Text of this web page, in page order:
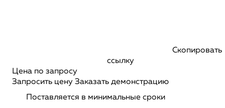
Скопировать
ссылку
Цена по запросу
Запросить цену Заказать демонстрацию
Поставляется в минимальные сроки